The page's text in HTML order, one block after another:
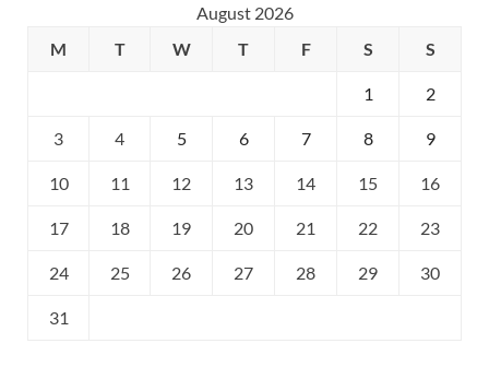
August 2026
M
T W T F S S
1 2
3 4 5 6 7 8 9
10 11 12 13 14 15 16
17 18 19 20 21 22 23
24 25 26 27 28 29 30
31